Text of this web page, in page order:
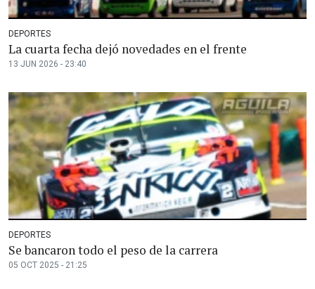
DEPORTES
La cuarta fecha dejó novedades en el frente
13 JUN 2026 - 23:40
DEPORTES
Se bancaron todo el peso de la carrera
05 OCT 2025 - 21:25